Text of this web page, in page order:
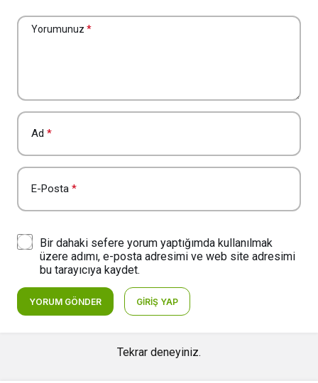
Yorumunuz *
Ad *
E-Posta *
Bir dahaki sefere yorum yaptığımda kullanılmak
üzere adımı, e-posta adresimi ve web site adresimi
bu tarayıcıya kaydet.
YORUM GÖNDER GIRIŞ YAP
Tekrar deneyiniz.